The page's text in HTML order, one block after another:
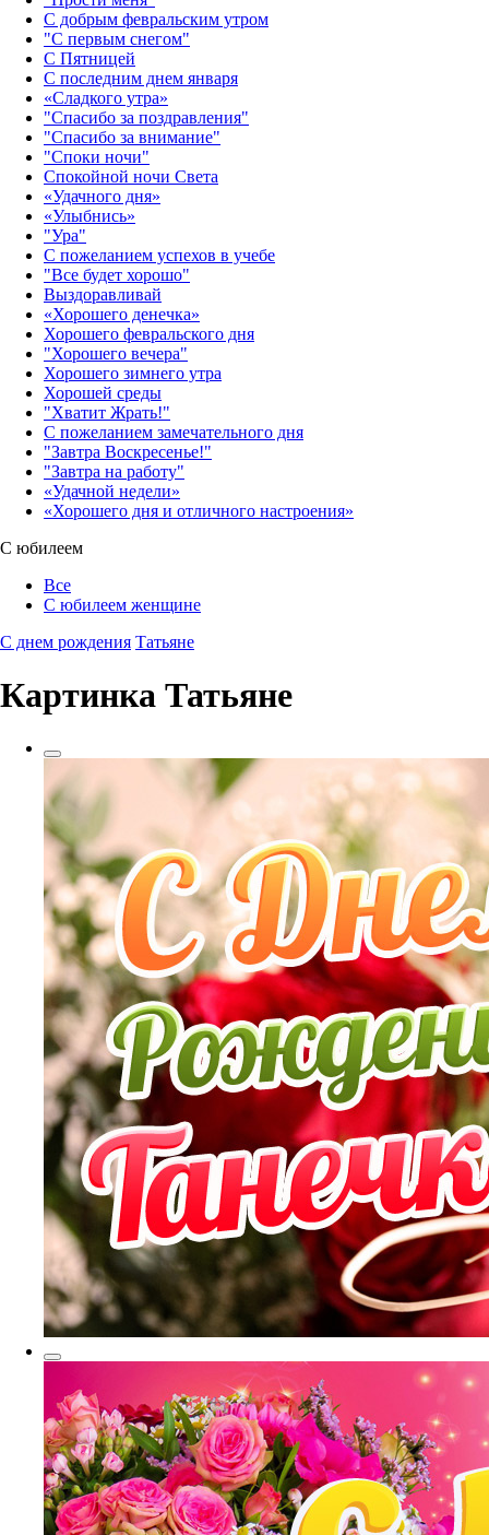
С добрым февральским утром
"С первым снегом"
С Пятницей
С последним днем января
«Сладкого утра»‎
"Спасибо за поздравления"
"Спасибо за внимание"
"Споки ночи"
Спокойной ночи Света
«Удачного дня»‎
«Улыбнись»‎
"Ура"
С пожеланием успехов в учебе
"Все будет хорошо"
Выздоравливай
«‎Хорошего денечка»‎
Хорошего февральского дня
"Хорошего вечера"
Хорошего зимнего утра
Хорошей среды
"Хватит Жрать!"
С пожеланием замечательного дня
"Завтра Воскресенье!"
"Завтра на работу"
«Удачной недели»‎
«Хорошего дня и отличного настроения»‎
С юбилеем
Все
С юбилеем женщине
С днем рождения Татьяне
Картинка Татьяне